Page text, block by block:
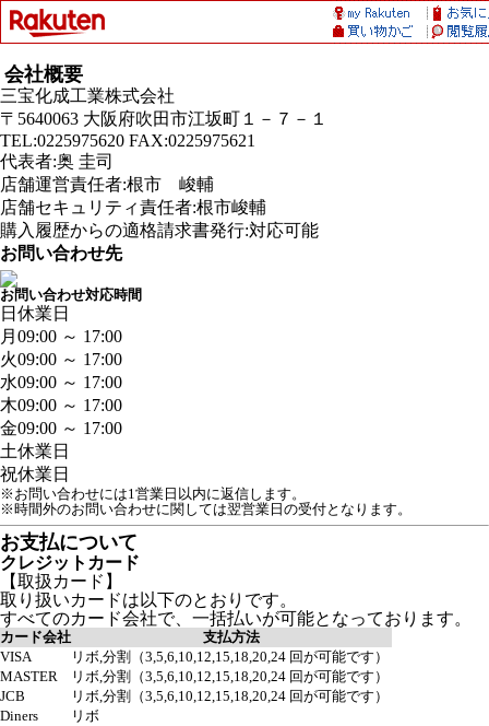
会社概要
三宝化成工業株式会社
〒5640063 大阪府吹田市江坂町１－７－１
TEL:0225975620 FAX:0225975621
代表者:奥 圭司
店舗運営責任者:根市 峻輔
店舗セキュリティ責任者:根市峻輔
購入履歴からの適格請求書発行:対応可能
お問い合わせ先
お問い合わせ対応時間
日 休業日
月 09:00 ～ 17:00
火09:00 ～ 17:00
水09:00 ～ 17:00
木09:00 ～ 17:00
金09:00 ～ 17:00
土休業日
祝休業日
※お問い合わせには1営業日以内に返信します。
※時間外のお問い合わせに関しては翌営業日の受付となります。
お支払について
クレジットカード
【取扱カード】
取り扱いカードは以下のとおりです。
すべてのカード会社で、一括払いが可能となっております。
カード会社
支払方法
VISA
リボ,分割（3,5,6,10,12,15,18,20,24 回が可能です）
MASTER
リボ,分割（3,5,6,10,12,15,18,20,24 回が可能です）
JCB
リボ,分割（3,5,6,10,12,15,18,20,24 回が可能です）
Diners
リボ